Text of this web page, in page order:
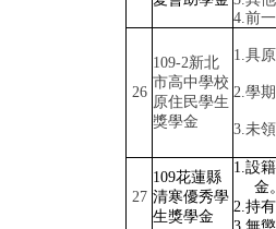
4.前
26
109-2新北
市高中學校
原住民學生
獎學金
1.具
2.學
3.未
27
109花蓮縣
清寒優秀學
生獎學金
1.設
金
2.持